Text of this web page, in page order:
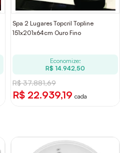
Spa 2 Lugares Topcril Topline
151x201x64cm Ouro Fino
Economize:
R$ 14.942,50
R$ 37.881,69
R$ 22.939,19 cada